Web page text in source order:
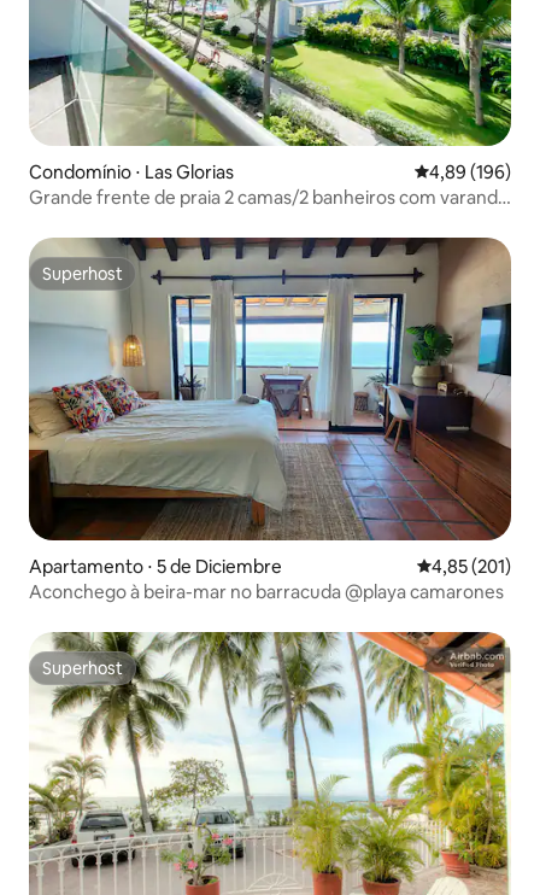
Condomínio ⋅ Las Glorias 4,89 de uma
4,89 (196)
Grande frente de praia 2 camas/2 banheiros com varanda
Superhost
Superhost
Apartamento ⋅ 5 de Diciembre 4,85 de uma
4,85 (201)
Aconchego à beira-mar no barracuda @playa camarones
Superhost
Superhost